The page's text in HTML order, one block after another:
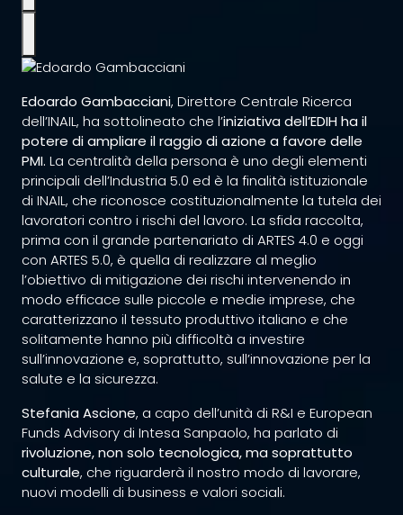
Edoardo Gambacciani, Direttore Centrale Ricerca
dell’INAIL, ha sottolineato che l’iniziativa dell’EDIH ha il
potere di ampliare il raggio di azione a favore delle
PMI. La centralità della persona è uno degli elementi
principali dell’Industria 5.0 ed è la finalità istituzionale
di INAIL, che riconosce costituzionalmente la tutela dei
lavoratori contro i rischi del lavoro. La sfida raccolta,
prima con il grande partenariato di ARTES 4.0 e oggi
con ARTES 5.0, è quella di realizzare al meglio
l’obiettivo di mitigazione dei rischi intervenendo in
modo efficace sulle piccole e medie imprese, che
caratterizzano il tessuto produttivo italiano e che
solitamente hanno più difficoltà a investire
sull’innovazione e, soprattutto, sull’innovazione per la
salute e la sicurezza.
Stefania Ascione, a capo dell’unità di R&I e European
Funds Advisory di Intesa Sanpaolo, ha parlato di
rivoluzione, non solo tecnologica, ma soprattutto
culturale, che riguarderà il nostro modo di lavorare,
nuovi modelli di business e valori sociali.